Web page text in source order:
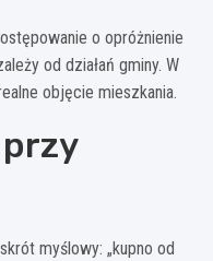
o opróżnienie
od działań gminy. W
objęcie mieszkania.
myślowy: „kupno od